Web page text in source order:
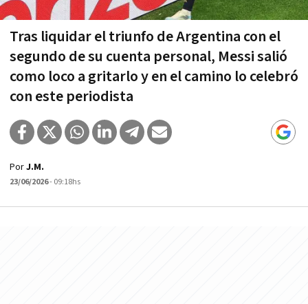
Tras liquidar el triunfo de Argentina con el
segundo de su cuenta personal, Messi salió
como loco a gritarlo y en el camino lo celebró
con este periodista
PorJ.M.
23/06/2026- 09:18hs